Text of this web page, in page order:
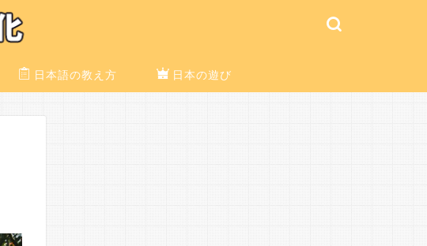
日本語の教え方 日本の遊び